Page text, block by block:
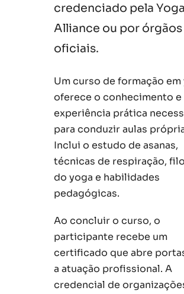
credenciado pela Yoga
Alliance ou por órgãos
oficiais.
Um curso de formação em
oferece o conhecimento e
experiência prática
para conduzir aulas
Inclui o estudo de asanas,
técnicas de respiração,
do yoga e habilidades
pedagógicas.
Ao concluir o curso, o
participante recebe um
certificado que abre
a atuação profissional. A
credencial de